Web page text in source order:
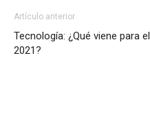
Artículo anterior
Tecnología: ¿Qué viene para el
2021?